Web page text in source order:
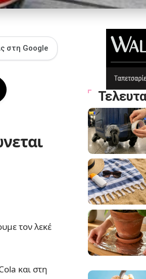
στη Google
τον λεκέ
και στη